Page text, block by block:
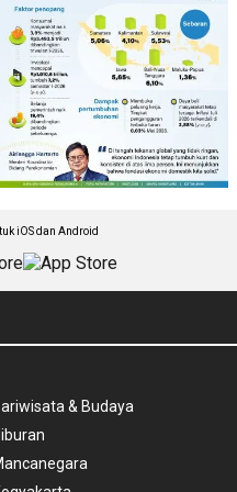
iOS dan Android
& Budaya